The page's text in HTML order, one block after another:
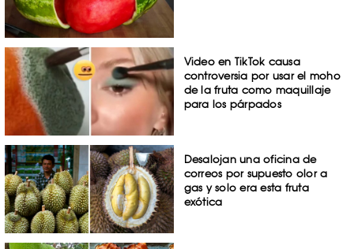
Video en TikTok causa
controversia por usar el moho
de la fruta como maquillaje
para los párpados
Desalojan una oficina de
correos por supuesto olor a
gas y solo era esta fruta
exótica